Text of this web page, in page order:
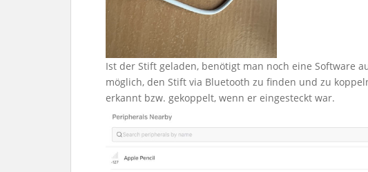
Ist der Stift geladen, benötigt man noch eine Software
möglich, den Stift via Bluetooth zu finden und zu
erkannt bzw. gekoppelt, wenn er eingesteckt war.